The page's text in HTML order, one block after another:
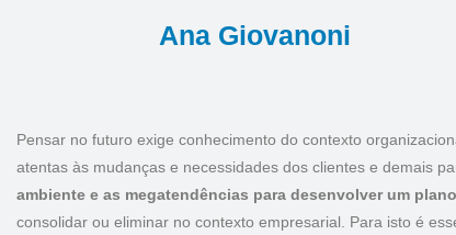
Ana Giovanoni
Pensar no futuro exige conhecimento do contexto
atentas às mudanças e necessidades dos clientes e demais
ambiente e as megatendências para desenvolver um
consolidar ou eliminar no contexto empresarial. Para isto é